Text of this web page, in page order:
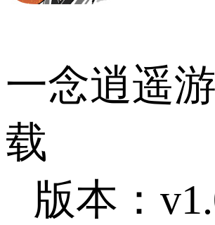
一念逍遥
载
版本：